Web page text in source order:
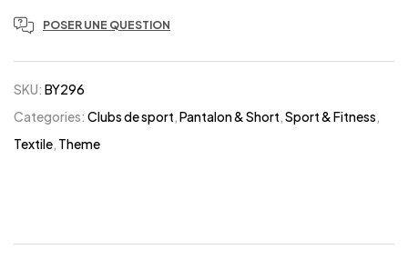
POSER UNE QUESTION
SKU: BY296
Categories: Clubs de sport,Pantalon & Short,Sport & Fitness,
Textile, Theme